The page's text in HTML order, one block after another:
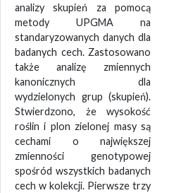
analizy skupień za pomocą
metody UPGMA na
standaryzowanych danych dla
badanych cech. Zastosowano
także analizę zmiennych
kanonicznych dla
wydzielonych grup (skupień).
Stwierdzono, że wysokość
roślin i plon zielonej masy są
cechami o największej
zmienności genotypowej
spośród wszystkich badanych
cech w kolekcji. Pierwsze trzy